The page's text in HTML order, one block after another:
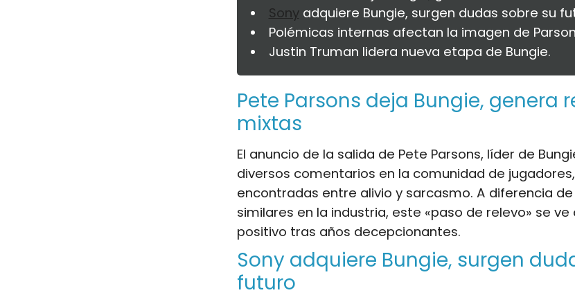
Sonyadquiere Bungie, surgen dudas sobre su
Polémicas internas afectan la imagen de
Justin Truman lidera nueva etapa de Bungie.
Pete Parsons deja Bungie, genera
mixtas
El anuncio de la salida de Pete Parsons, líder de
diversos comentarios en la comunidad de
encontradas entre alivio y sarcasmo. A diferencia
similares en la industria, este «paso de relevo» se
positivo tras años decepcionantes.
Sony adquiere Bungie, surgen
futuro